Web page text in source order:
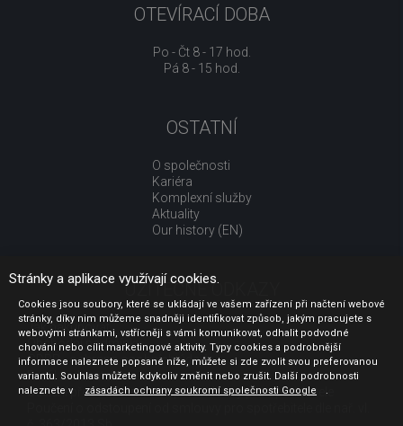
OTEVÍRACÍ DOBA
Po - Čt 8 - 17 hod.
Pá 8 - 15 hod.
OSTATNÍ
O společnosti
Kariéra
Komplexní služby
Aktuality
Our history (EN)
UŽITEČNÉ ODKAZY
Jak nakupovat
Obchodní podmínky
GDPR - ochrana osobních údajů
Profil zadavatele
Sdělení před uzavřením kupní smlouvy pro spotřebitele
Stránky a aplikace využívají cookies.
Cookies jsou soubory, které se ukládají ve vašem zařízení při načtení webové
stránky, díky nim můžeme snadněji identifikovat způsob, jakým pracujete s
webovými stránkami, vstřícněji s vámi komunikovat, odhalit podvodné
chování nebo cílit marketingové aktivity. Typy cookies a podrobnější
informace naleznete popsané níže, můžete si zde zvolit svou preferovanou
variantu. Souhlas můžete kdykoliv změnit nebo zrušit. Další podrobnosti
naleznete v
zásadách ochrany soukromí společnosti Google .